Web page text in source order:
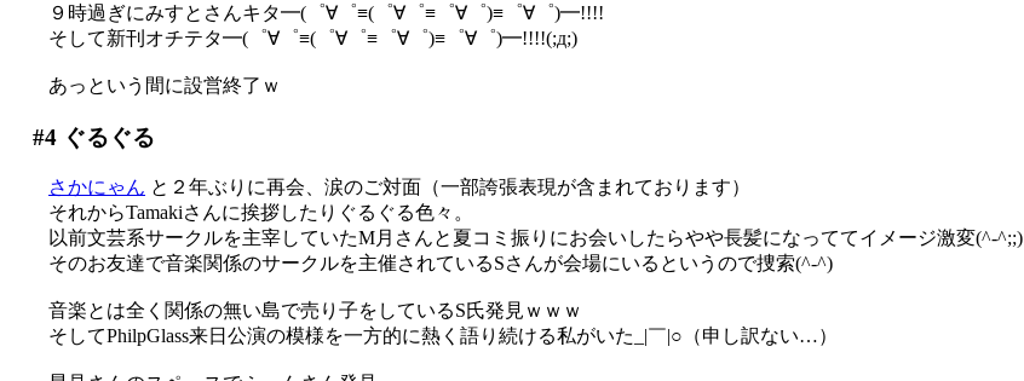
９時過ぎにみすとさんキタ━(゜∀゜≡(゜∀゜≡゜∀゜)≡゜∀゜)━!!!!
そして新刊オチテタ━(゜∀゜≡(゜∀゜≡゜∀゜)≡゜∀゜)━!!!!(;д;)
あっという間に設営終了ｗ
#4ぐるぐる
さかにゃん と２年ぶりに再会、涙のご対面（一部誇張表現が含まれております）
それからTamakiさんに挨拶したりぐるぐる色々。
以前文芸系サークルを主宰していたM月さんと夏コミ振りにお会いしたらやや長髪になっててイメージ激変(^-^;;)
そのお友達で音楽関係のサークルを主催されているSさんが会場にいるというので捜索(^-^)
音楽とは全く関係の無い島で売り子をしているS氏発見ｗｗｗ
そしてPhilpGlass来日公演の模様を一方的に熱く語り続ける私がいた_|￣|○（申し訳ない…）